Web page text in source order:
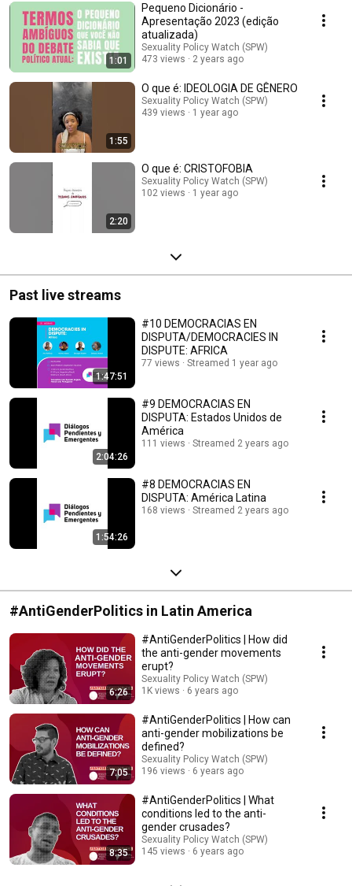
fizeram com que virassem presença quase obrigatória em nosso
vocabulário político da última década. É uma iniciativa do Observatório
de Sexualidade e Política (SPW) em parceria com pesquisadores da área
de linguística aplicada da Universidade Federal do Rio de Janeiro (UFRJ).
Ele tem duas versões: uma dedicada ao público geral e uma voltada para
leitores de Ensino Médio. Você pode acessar e baixar ambas
gratuitamente em: https://sxpolitics.org/pequenodicionario/
1:01
Pequeno Dicionário -
Apresentação 2023 (edição
atualizada)
Sexuality Policy Watch (SPW)
473 views
2 years ago
1:55
O que é: IDEOLOGIA DE GÊNERO
Sexuality Policy Watch (SPW)
439 views
1 year ago
2:20
O que é: CRISTOFOBIA
Sexuality Policy Watch (SPW)
102 views
1 year ago
Past live streams
1:47:51
#10 DEMOCRACIAS EN
DISPUTA/DEMOCRACIES IN
DISPUTE: AFRICA
77 views Streamed 1 year ago
2:04:26
#9 DEMOCRACIAS EN
DISPUTA: Estados Unidos de
América
111 views Streamed 2 years ago
1:54:26
#8 DEMOCRACIAS EN
DISPUTA: América Latina
168 views Streamed 2 years ago
#AntiGenderPolitics in Latin America
6:26
#AntiGenderPolitics | How did
the anti-gender movements
erupt?
Sexuality Policy Watch (SPW)
1K views
6 years ago
7:05
#AntiGenderPolitics | How can
anti-gender mobilizations be
defined?
Sexuality Policy Watch (SPW)
196 views
6 years ago
8:35
#AntiGenderPolitics | What
conditions led to the anti-
gender crusades?
Sexuality Policy Watch (SPW)
145 views
6 years ago